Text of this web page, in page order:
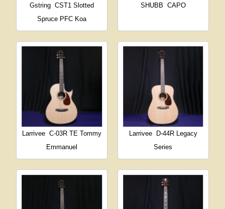
Gstring CST1 Slotted
Spruce PFC Koa
SHUBB CAPO
Larrivee C-03R TE Tommy
Emmanuel
Larrivee
D-44R Legacy
Series